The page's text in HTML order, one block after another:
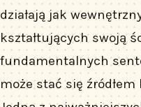
działają jak
kształtujących swoją
fundamentalnych
może stać się